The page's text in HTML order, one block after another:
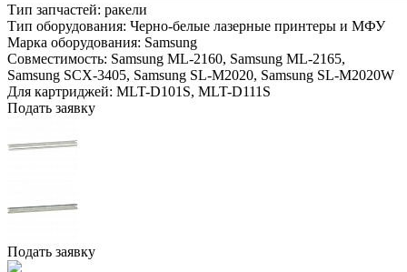
Тип запчастей: ракели
Тип оборудования: Черно-белые лазерные принтеры и МФУ
Марка оборудования: Samsung
Совместимость: Samsung ML-2160, Samsung ML-2165,
Samsung SCX-3405, Samsung SL-M2020, Samsung SL-M2020W
Для картриджей: MLT-D101S, MLT-D111S
Подать заявку
Подать заявку